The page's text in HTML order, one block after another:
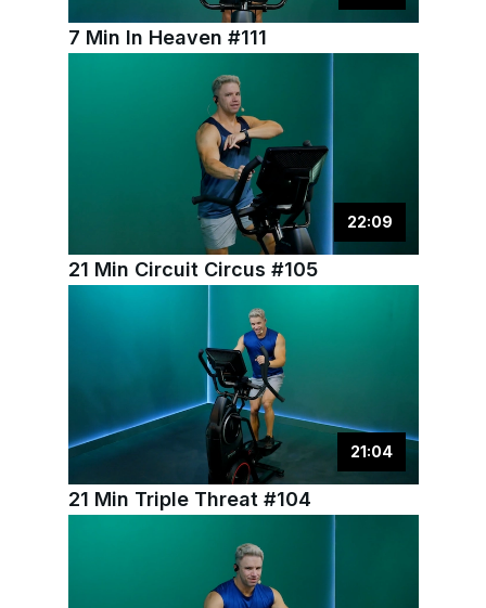
7 Min In Heaven #111
22:09
21 Min Circuit Circus #105
21:04
21 Min Triple Threat #104